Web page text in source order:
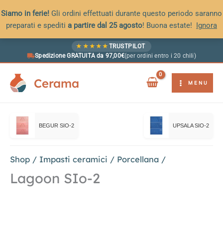
Siamo in ferie! Gli ordini effettuati durante questo periodo saranno
preparati e spediti a partire dal 25 agosto! Buona estate! Ignora
★ ★ ★ ★ ★ TRUSTPILOT
Spedizione GRATUITA da 97,00€(per ordini entro i 20 chili)
Cerama MENU
BEGUR SIO-2 UPSALA SIO-2
Shop / Impasti ceramici / Porcellana /
Lagoon SIo-2